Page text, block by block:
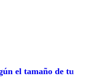
el tamaño de tu